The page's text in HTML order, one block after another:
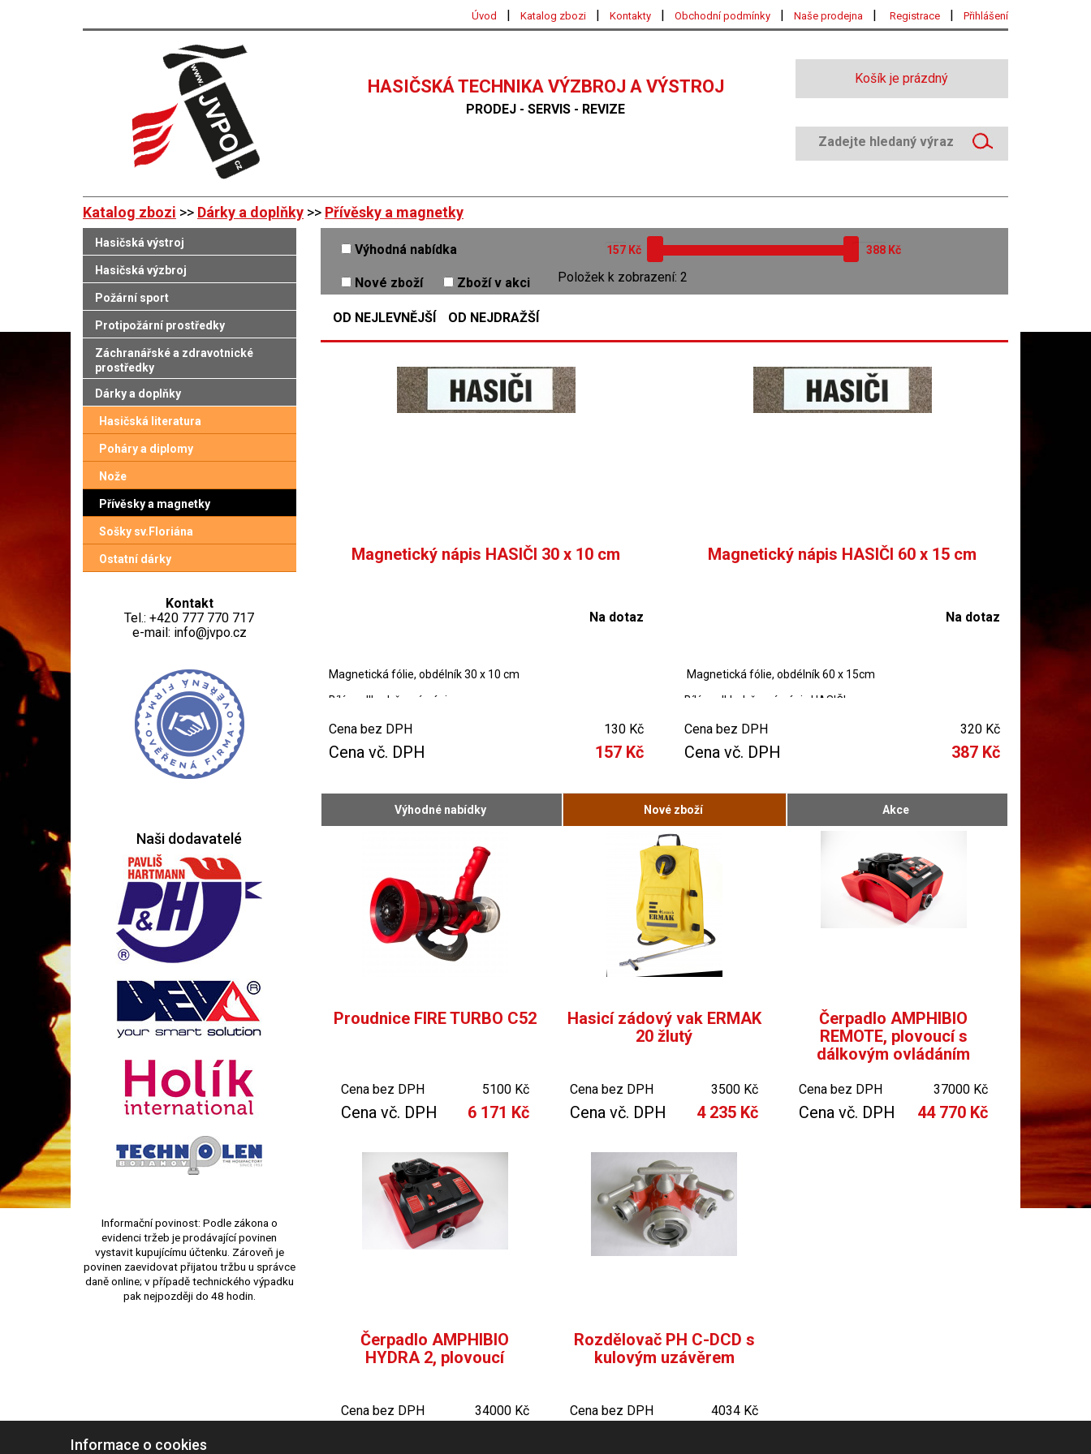
Úvod | Katalog zbozi | Kontakty | Obchodní podmínky | Naše prodejna | Registrace | Přihlášení
HASIČSKÁ TECHNIKA VÝZBROJ A VÝSTROJ
PRODEJ - SERVIS - REVIZE
Košík je prázdný
Katalog zbozi >> Dárky a doplňky >> Přívěsky a magnetky
Hasičská výstroj
Hasičská výzbroj
Požární sport
Protipožární prostředky
Záchranářské a zdravotnické
prostředky
Dárky a doplňky
Hasičská literatura
Poháry a diplomy
Nože
Přívěsky a magnetky
Sošky sv.Floriána
Ostatní dárky
Kontakt
Tel.: +420 777 770 717
e-mail: info@jvpo.cz
Naši dodavatelé
Informační povinost: Podle zákona o
evidenci tržeb je prodávající povinen
vystavit kupujícímu účtenku. Zároveň je
povinen zaevidovat přijatou tržbu u správce
daně online; v případě technického výpadku
pak nejpozději do 48 hodin.
Výhodná nabídka
Nové zboží Zboží v akci
Kč Kč
Položek k zobrazení: 2
OD NEJLEVNĚJŠÍ OD NEJDRAŽŠÍ
Magnetický nápis HASIČI 30 x 10 cm
Na dotaz
Magnetická fólie, obdélník 30 x 10 cm
Bílý podlkad, černý nápis
Cena bez DPH 130 Kč
Cena vč. DPH 157 Kč
Magnetický nápis HASIČI 60 x 15 cm
Na dotaz
Magnetická fólie, obdélník 60 x 15cm
Bílý podklad, černý nápis HASIČI
Cena bez DPH 320 Kč
Cena vč. DPH 387 Kč
Výhodné nabídky Nové zboží Akce
Proudnice FIRE TURBO C52
Cena bez DPH 5100 Kč
Cena vč. DPH 6 171 Kč
Hasicí zádový vak ERMAK
20 žlutý
Cena bez DPH 3500 Kč
Cena vč. DPH 4 235 Kč
Čerpadlo AMPHIBIO
REMOTE, plovoucí s
dálkovým ovládáním
Cena bez DPH 37000 Kč
Cena vč. DPH 44 770 Kč
Čerpadlo AMPHIBIO
HYDRA 2, plovoucí
Cena bez DPH 34000 Kč
Rozdělovač PH C-DCD s
kulovým uzávěrem
Cena bez DPH 4034 Kč
Informace o cookies